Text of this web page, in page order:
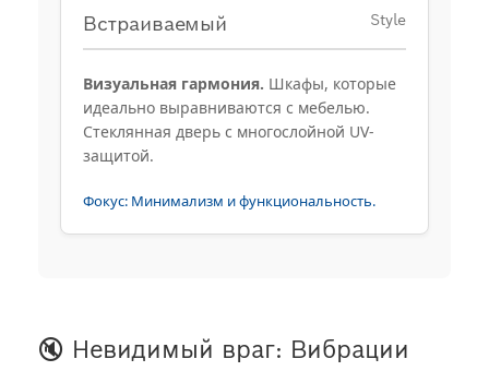
Встраиваемый Style
Визуальная гармония. Шкафы, которые
идеально выравниваются с мебелью.
Стеклянная дверь с многослойной UV-
защитой.
Фокус: Минимализм и функциональность.
🔇 Невидимый враг: Вибрации